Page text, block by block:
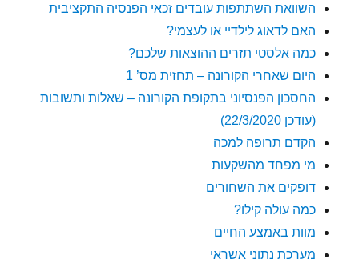
השוואת השתתפות עובדים זכאי הפנסיה התקציבית
האם לדאוג לילדיי או לעצמי?
כמה אלסטי תזרים ההוצאות שלכם?
היום שאחרי הקורונה – תחזית מס’ 1
החסכון הפנסיוני בתקופת הקורונה – שאלות ותשובות
(עודכן 22/3/2020)
הקדם תרופה למכה
מי מפחד מהשקעות
דופקים את השחורים
כמה עולה קילו?
מוות באמצע החיים
מערכת נתוני אשראי